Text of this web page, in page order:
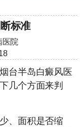
标准
医院
烟台半岛白癜风医
几个方面来判
、面积是否缩